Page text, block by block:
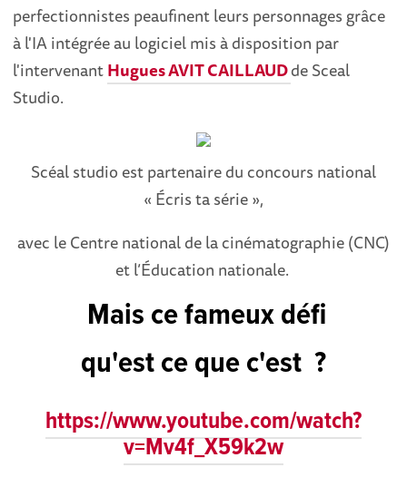
perfectionnistes peaufinent leurs personnages grâce
à l'IA intégrée au logiciel mis à disposition par
l'intervenantHugues AVIT CAILLAUDde Sceal
Studio.
Scéal studio est partenaire du concours national
« Écris ta série »,
avec le Centre national de la cinématographie (CNC)
et l’Éducation nationale.
Mais ce fameux défi
qu'est ce que c'est ?
https://www.youtube.com/watch?
v=Mv4f_X59k2w